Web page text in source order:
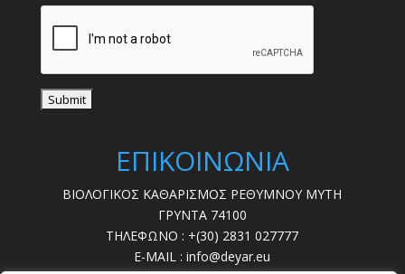
ΕΠΙΚΟΙΝΩΝΙΑ
ΒΙΟΛΟΓΙΚΟΣ ΚΑΘΑΡΙΣΜΟΣ ΡΕΘΥΜΝΟΥ ΜΥΤΗ
ΓΡΥΝΤΑ 74100
ΤΗΛΕΦΩΝΟ : +(30) 2831 027777
E-MAIL : info@deyar.eu